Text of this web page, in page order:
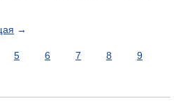
→
5 6 7 8
9